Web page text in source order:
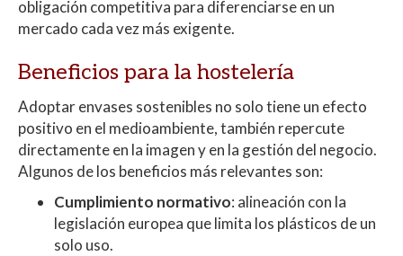
obligación competitiva para diferenciarse en un
mercado cada vez más exigente.
Beneficios para la hostelería
Adoptar envases sostenibles no solo tiene un efecto
positivo en el medioambiente, también repercute
directamente en la imagen y en la gestión del negocio.
Algunos de los beneficios más relevantes son:
Cumplimiento normativo: alineación con la
legislación europea que limita los plásticos de un
solo uso.